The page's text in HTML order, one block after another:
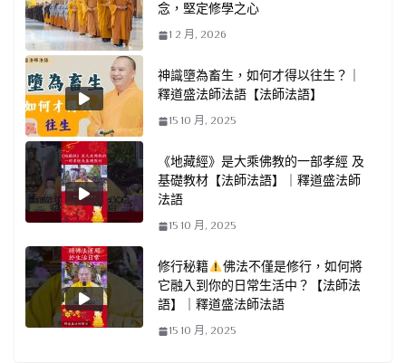
念，堅定修學之心
1 2 月, 2026
神識墮為畜生，如何才得以往生？｜
釋道盛法師法語【法師法語】
15 10 月, 2025
《地藏經》是大乘佛教的一部孝經 及
基礎教材【法師法語】｜釋道盛法師
法語
15 10 月, 2025
修行秘籍
佛法不僅是修行，如何將
它融入到你的日常生活中？【法師法
語】｜釋道盛法師法語
15 10 月, 2025